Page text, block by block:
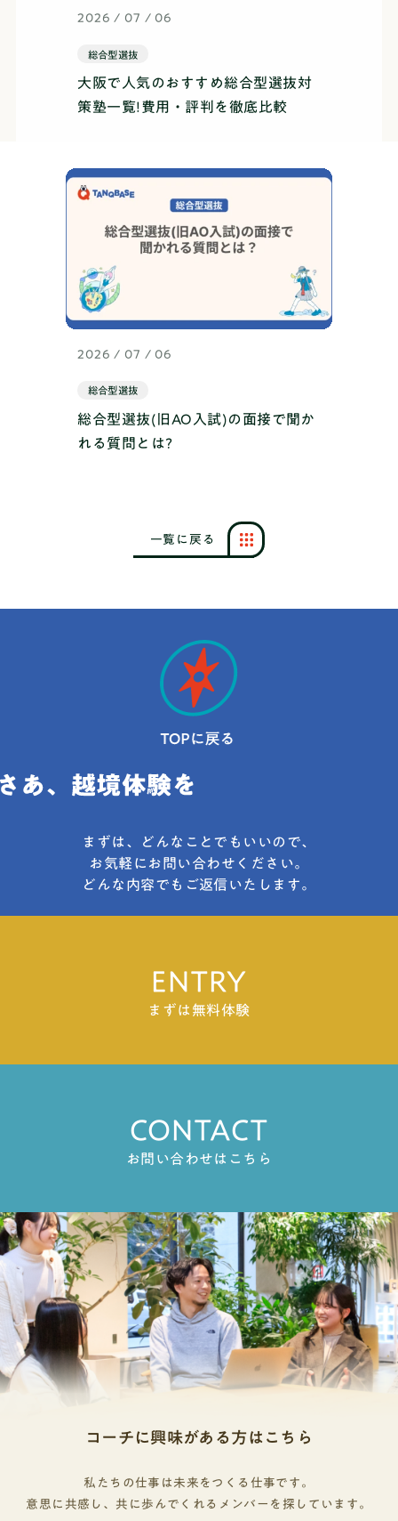
2026 / 07 / 06
総合型選抜
大阪で人気のおすすめ総合型選抜対
策塾一覧!費用・評判を徹底比較
2026 / 07 / 06
総合型選抜
総合型選抜(旧AO入試)の面接で聞か
れる質問とは?
一覧 に 戻 る
まずは、どんなことでもいいので、
お気軽にお問い合わせください。
どんな内容でもご返信いたします。
ENTRY
まずは無料体験
CONTACT
お問い合わせはこちら
コーチに興味がある方はこちら
私たちの仕事は未来をつくる仕事です。
意思に共感し、共に歩んでくれるメンバーを探しています。